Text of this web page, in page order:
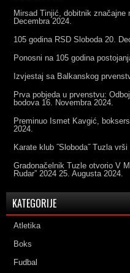
Mirsad Tinjić, dobitnik značajne
Decembra 2024.
105 godina RSD Sloboda 20.
Ponosni na 105 godina
Izvjestaj sa Balkanskog
Prva pobjeda u prvenstvu:
bodova 16. Novembra 2024.
Preminuo Ismet Kavgić,
2024.
Karate klub ˝Sloboda˝ Tuzla
Gradonačelnik Tuzle otvorio V
Rudar” 2024 25. Augusta 2024.
KATEGORIJE
Atletika
Boks
Fudbal